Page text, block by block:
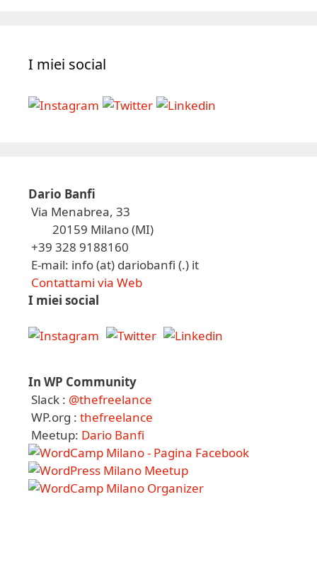
I miei social
Dario Banfi
Via Menabrea, 33
20159 Milano (MI)
+39 328 9188160
E-mail: info (at) dariobanfi (.) it
Contattami via Web
I miei social
In WP Community
Slack : @thefreelance
WP.org : thefreelance
Meetup: Dario Banfi